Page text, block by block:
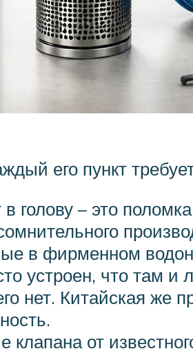
его пункт
голову – это
в фирменном
устроен, что там
нет. Китайская же
клапана от